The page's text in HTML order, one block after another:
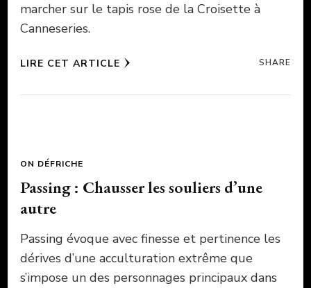
marcher sur le tapis rose de la Croisette à
Canneseries.
LIRE CET ARTICLE SHARE
ON DÉFRICHE
Passing : Chausser les souliers d’une
autre
Passing évoque avec finesse et pertinence les
dérives d’une acculturation extrême que
s’impose un des personnages principaux dans